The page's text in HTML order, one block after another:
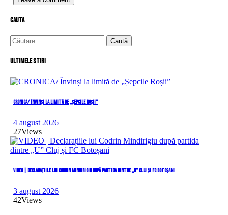
cauta
Caută
după:
Ultimele stiri
CRONICA/ Învinși la limită de „Șepcile Roșii”
4 august 2026
27Views
VIDEO | Declarațiile lui Codrin Mindirigiu după partida dintre „U” Cluj și FC Botoșani
3 august 2026
42Views